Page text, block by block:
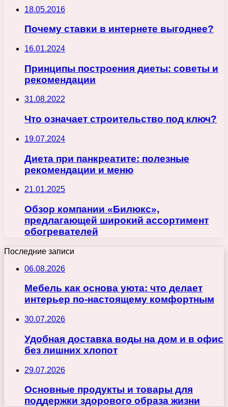
18.05.2016
Почему ставки в интернете выгоднее?
16.01.2024
Принципы построения диеты: советы и
рекомендации
31.08.2022
Что означает строительство под ключ?
19.07.2024
Диета при панкреатите: полезные
рекомендации и меню
21.01.2025
Обзор компании «Билюкс»,
предлагающей широкий ассортимент
обогревателей
Последние записи
06.08.2026
Мебель как основа уюта: что делает
интерьер по-настоящему комфортным
30.07.2026
Удобная доставка воды на дом и в офис
без лишних хлопот
29.07.2026
Основные продукты и товары для
поддержки здорового образа жизни